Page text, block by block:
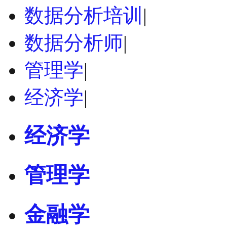
数据分析培训 |
数据分析师|
管理学|
经济学|
经济学
管理学
金融学